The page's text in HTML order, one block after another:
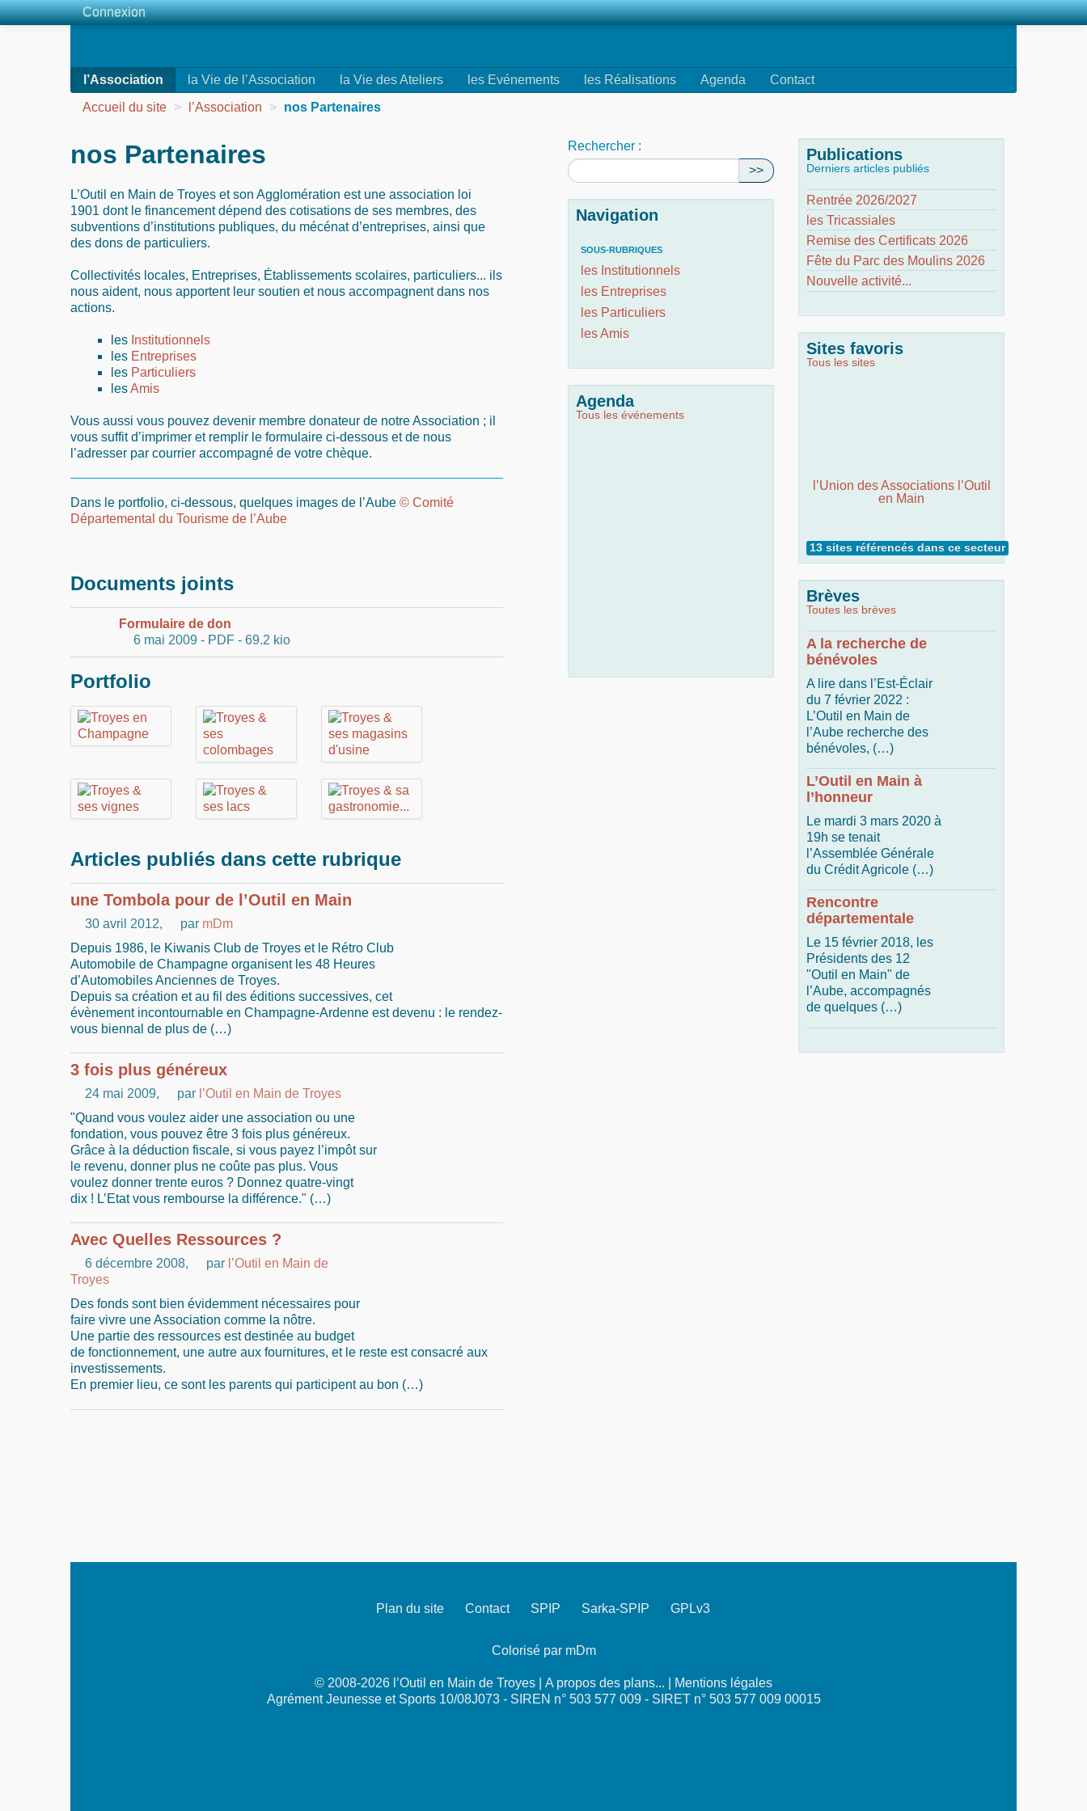
l’Association la Vie de l’Association la Vie des Ateliers les Evénements les Réalisations Agenda
Contact
Accueil du site > l’Association > nos Partenaires
nos Partenaires
L’Outil en Main de Troyes et son Agglomération est une association loi
1901 dont le financement dépend des cotisations de ses membres, des
subventions d’institutions publiques, du mécénat d’entreprises, ainsi que
des dons de particuliers.
Collectivités locales, Entreprises, Établissements scolaires, particuliers... ils
nous aident, nous apportent leur soutien et nous accompagnent dans nos
actions.
les Institutionnels
les Entreprises
les Particuliers
lesAmis
Vous aussi vous pouvez devenir membre donateur de notre Association ; il
vous suffit d’imprimer et remplir le formulaire ci-dessous et de nous
l’adresser par courrier accompagné de votre chèque.
Dans le portfolio, ci-dessous, quelques images de l’Aube © Comité
Départemental du Tourisme de l’Aube
Documents joints
Formulaire de don
6 mai 2009 - PDF - 69.2 kio
Portfolio
Articles publiés dans cette rubrique
une Tombola pour de l’Outil en Main
30 avril 2012, par mDm
Depuis 1986, le Kiwanis Club de Troyes et le Rétro Club
Automobile de Champagne organisent les 48 Heures
d’Automobiles Anciennes de Troyes.
Depuis sa création et au fil des éditions successives, cet
évènement incontournable en Champagne-Ardenne est devenu : le rendez-
vous biennal de plus de (…)
3 fois plus généreux
24 mai 2009, par l’Outil en Main de Troyes
"Quand vous voulez aider une association ou une
fondation, vous pouvez être 3 fois plus généreux.
Grâce à la déduction fiscale, si vous payez l’impôt sur
le revenu, donner plus ne coûte pas plus. Vous
voulez donner trente euros ? Donnez quatre-vingt
dix ! L’Etat vous rembourse la différence." (…)
Avec Quelles Ressources ?
6 décembre 2008, par l’Outil en Main de
Troyes
Des fonds sont bien évidemment nécessaires pour
faire vivre une Association comme la nôtre.
Une partie des ressources est destinée au budget
de fonctionnement, une autre aux fournitures, et le reste est consacré aux
investissements.
En premier lieu, ce sont les parents qui participent au bon (…)
Rechercher :
>>
Navigation
SOUS-RUBRIQUES
les Institutionnels
les Entreprises
les Particuliers
les Amis
Agenda
Tous les événements
Publications
Derniers articles publiés
Rentrée 2026/2027
les Tricassiales
Remise des Certificats 2026
Fête du Parc des Moulins 2026
Nouvelle activité...
Sites favoris
Tous les sites
l’Union des Associations l’Outil
en Main
13 sites référencés dans ce secteur
Brèves
Toutes les brèves
A la recherche de
bénévoles
A lire dans l’Est-Éclair
du 7 février 2022 :
L’Outil en Main de
l’Aube recherche des
bénévoles, (…)
L’Outil en Main à
l’honneur
Le mardi 3 mars 2020 à
19h se tenait
l’Assemblée Générale
du Crédit Agricole (…)
Rencontre
départementale
Le 15 février 2018, les
Présidents des 12
"Outil en Main" de
l’Aube, accompagnés
de quelques (…)
Plan du site Contact SPIP Sarka-SPIP GPLv3
Colorisé par mDm
© 2008-2026 l’Outil en Main de Troyes | A propos des plans...
Mentions légales
Agrément Jeunesse et Sports 10/08J073 - SIREN n° 503 577 009 - SIRET n° 503 577 009 00015
Connexion